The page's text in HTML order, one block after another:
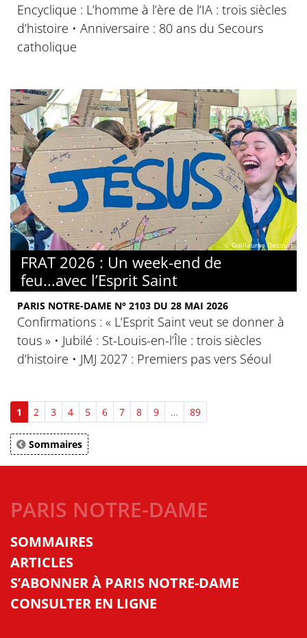
Encyclique : L’homme à l’ère de l’IA : trois siècles
d’histoire • Anniversaire : 80 ans du Secours
catholique
© Guillaume Decourt
FRAT 2026 : Un week-end de
feu...avec l’Esprit Saint
PARIS NOTRE-DAME N° 2103 DU 28 MAI 2026
Confirmations : « L’Esprit Saint veut se donner à
tous » • Jubilé : St-Louis-en-l’Île : trois siècles
d’histoire • JMJ 2027 : Premiers pas vers Séoul
1 2 3 4 5 6 7 8 9 … 89
Sommaires
PARIS NOTRE-DAME
SOMMAIRES
ARTICLES
S’ABONNER À PARIS NOTRE-DAME
CONSULTER EN LIGNE